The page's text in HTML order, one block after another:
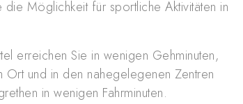
Möglichkeit für sportliche Aktivitäten in
erreichen Sie in wenigen Gehminuten,
Ort und in den nahegelegenen Zentren
in wenigen Fahrminuten.